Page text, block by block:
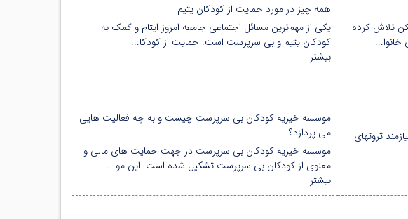
تلاش کرده
همه چیز در مورد حمایت از کودکان یتیم
یکی از مهم‌ترین مسائل اجتماعی جامعه امروز ایتام و کمک به
کودکان یتیم و بی سرپرست است. حمایت از کودکا...
بیشتر
ثروتهای
موسسه خیریه کودکان بی سرپرست چیست و به چه فعالیت هایی
می پردازد؟
موسسه خیریه کودکان بی سرپرست در جهت حمایت های مالی و
معنوی از کودکان بی سرپرست تشکیل شده است. این مو...
بیشتر